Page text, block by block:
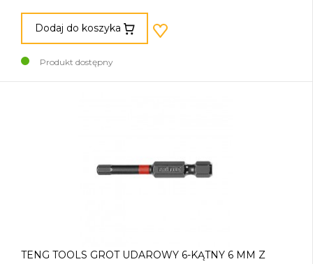
Dodaj do koszyka
Produkt dostępny
TENG TOOLS GROT UDAROWY 6-KĄTNY 6 MM Z